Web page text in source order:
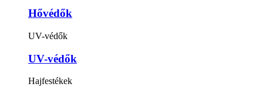
Hővédők
UV-védők
UV-védők
Hajfestékek